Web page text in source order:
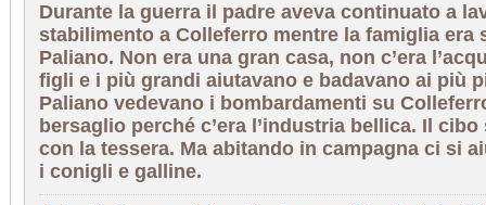
Durante la guerra il padre aveva continuato a
stabilimento a Colleferro mentre la famiglia era
Paliano. Non era una gran casa, non c’era
figli e i più grandi aiutavano e badavano ai più
Paliano vedevano i bombardamenti su
bersaglio perché c’era l’industria bellica. Il
con la tessera. Ma abitando in campagna ci si
i conigli e galline.